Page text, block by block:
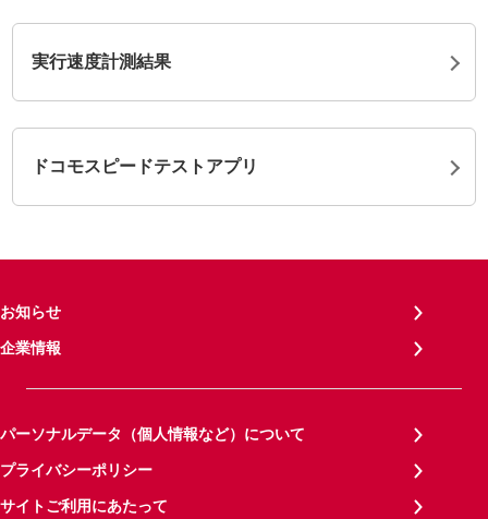
実行速度計測結果
ドコモスピードテストアプリ
お知らせ
企業情報
パーソナルデータ（個人情報など）について
プライバシーポリシー
サイトご利用にあたって